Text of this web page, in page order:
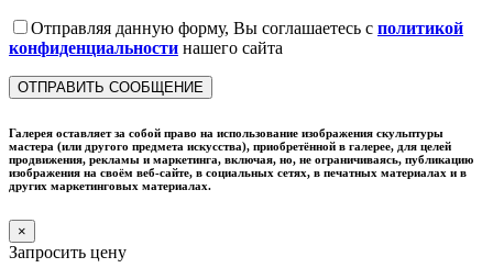
Отправляя данную форму, Вы соглашаетесь с политикой
конфиденциальности нашего сайта
Галерея оставляет за собой право на использование изображения скульптуры
мастера (или другого предмета искусства), приобретённой в галерее, для целей
продвижения, рекламы и маркетинга, включая, но, не ограничиваясь, публикацию
изображения на своём веб-сайте, в социальных сетях, в печатных материалах и в
других маркетинговых материалах.
×
Запросить цену